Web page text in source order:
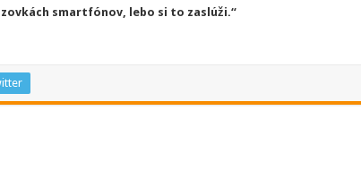
smartfónov, lebo si to zaslúži.“